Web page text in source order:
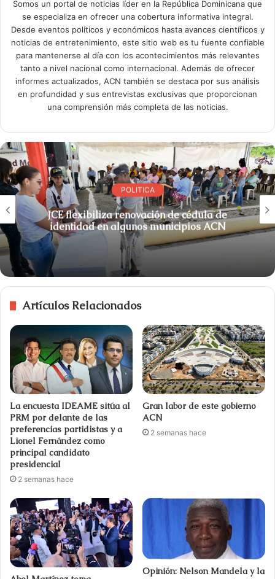
Somos un portal de noticias líder en la República Dominicana que
se especializa en ofrecer una cobertura informativa integral.
Desde eventos políticos y económicos hasta avances científicos y
noticias de entretenimiento, este sitio web es tu fuente confiable
para mantenerse al día con los acontecimientos más relevantes
tanto a nivel nacional como internacional. Además de ofrecer
informes actualizados, ACN también se destaca por sus análisis
en profundidad y sus entrevistas exclusivas que proporcionan
una comprensión más completa de las noticias.
POLITICA
JCE flexibiliza renovación de cédula de
identidad en algunos municipios ACN
Artículos Relacionados
La encuesta IDEAME sitúa al
PRM por delante de las
preferencias partidistas y a
Lionel Fernández como
principal candidato
presidencial
2 semanas hace
Gran labor de este gobierno
ACN
2 semanas hace
Opinión: Nelson Mandela y la